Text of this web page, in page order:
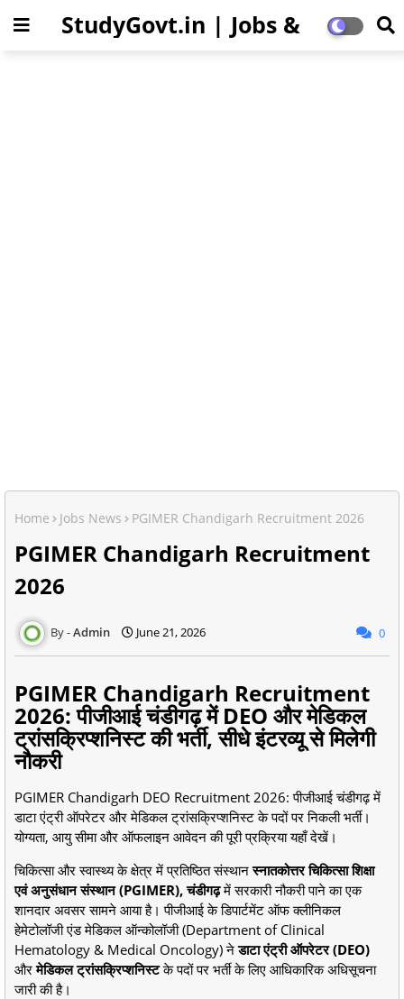
StudyGovt.in | Jobs &
Home Jobs News PGIMER Chandigarh Recruitment 2026
PGIMER Chandigarh Recruitment
2026
Admin June 21, 2026 0
PGIMER Chandigarh Recruitment
2026: पीजीआई चंडीगढ़ में DEO और मेडिकल
ट्रांसक्रिप्शनिस्ट की भर्ती, सीधे इंटरव्यू से मिलेगी
नौकरी
PGIMER Chandigarh DEO Recruitment 2026: पीजीआई चंडीगढ़ में
डाटा एंट्री ऑपरेटर और मेडिकल ट्रांसक्रिप्शनिस्ट के पदों पर निकली भर्ती।
योग्यता, आयु सीमा और ऑफलाइन आवेदन की पूरी प्रक्रिया यहाँ देखें।
चिकित्सा और स्वास्थ्य के क्षेत्र में प्रतिष्ठित संस्थानस्नातकोत्तर चिकित्सा शिक्षा
एवं अनुसंधान संस्थान (PGIMER), चंडीगढ़में सरकारी नौकरी पाने का एक
शानदार अवसर सामने आया है। पीजीआई के डिपार्टमेंट ऑफ क्लीनिकल
हेमेटोलॉजी एंड मेडिकल ऑन्कोलॉजी (Department of Clinical
Hematology & Medical Oncology) नेडाटा एंट्री ऑपरेटर (DEO)
औरमेडिकल ट्रांसक्रिप्शनिस्टके पदों पर भर्ती के लिए आधिकारिक अधिसूचना
जारी की है।